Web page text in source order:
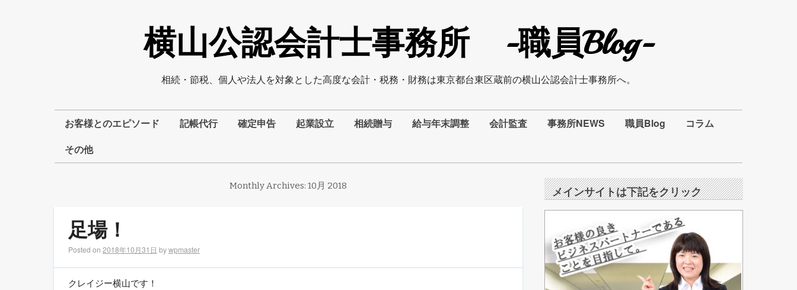
横山公認会計士事務所 -職員Blog-
相続・節税、個人や法人を対象とした高度な会計・税務・財務は東京都台東区蔵前の横山公認会計士事務所へ。
お客様とのエピソード 記帳代行 確定申告 起業設立 相続贈与 給与年末調整 会計監査 事務所NEWS 職員Blog
コラム
その他
Monthly Archives:10月 2018
足場！
Posted on 2018年10月31日 bywpmaster
クレイジー横山です！
メインサイトは下記をクリック